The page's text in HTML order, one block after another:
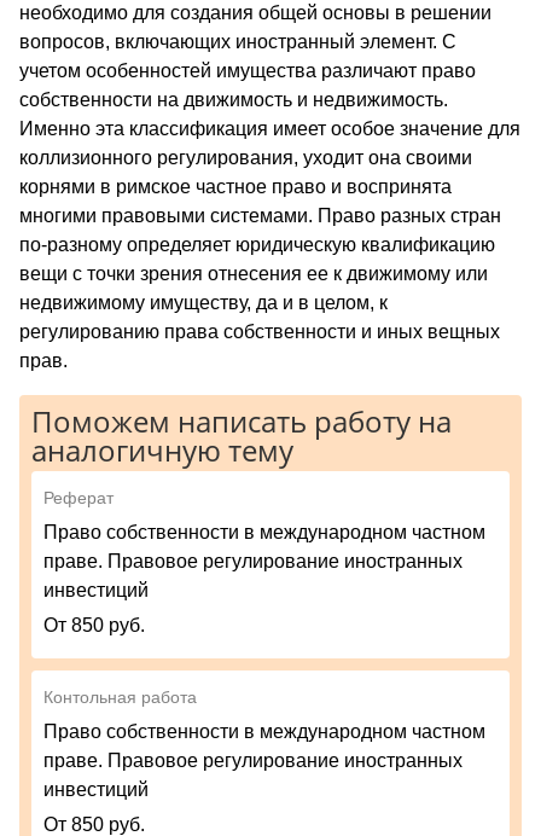
необходимо для создания общей основы в решении
вопросов, включающих иностранный элемент. С
учетом особенностей имущества различают право
собственности на движимость и недвижимость.
Именно эта классификация имеет особое значение для
коллизионного регулирования, уходит она своими
корнями в римское частное право и воспринята
многими правовыми системами. Право разных стран
по-разному определяет юридическую квалификацию
вещи с точки зрения отнесения ее к движимому или
недвижимому имуществу, да и в целом, к
регулированию права собственности и иных вещных
прав.
Поможем написать работу на
аналогичную тему
Реферат
Право собственности в международном частном
праве. Правовое регулирование иностранных
инвестиций
От 850 руб.
Контольная работа
Право собственности в международном частном
праве. Правовое регулирование иностранных
инвестиций
От 850 руб.